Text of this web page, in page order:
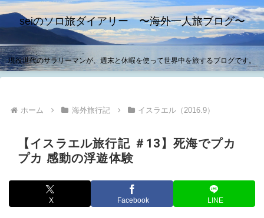
seiのソロ旅ダイアリー 〜海外一人旅ブログ〜
現役世代のサラリーマンが、週末と休暇を使って世界中を旅するブログです。
ホーム 海外旅行記 イスラエル（2016.9）
【イスラエル旅行記 ＃13】死海でプカ
プカ 感動の浮遊体験
X Facebook LINE